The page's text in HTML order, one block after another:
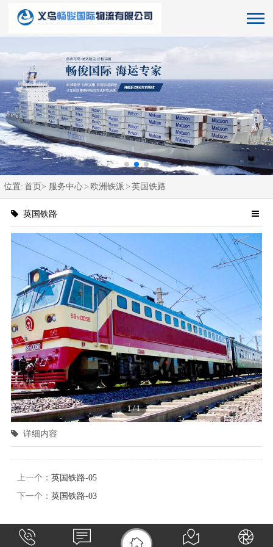
位置: 首页> 服务中心> 欧洲铁派 > 英国铁路
英国铁路
1/1
详细内容
上一个： 英国铁路-05
下一个： 英国铁路-03